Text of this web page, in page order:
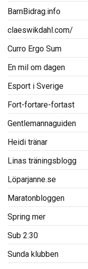
BarnBidrag.info
claeswikdahl.com/
Curro Ergo Sum
En mil om dagen
Esport i Sverige
Fort-fortare-fortast
Gentlemannaguiden
Heidi tränar
Linas träningsblogg
Löparjanne.se
Maratonbloggen
Spring mer
Sub 2:30
Sunda klubben